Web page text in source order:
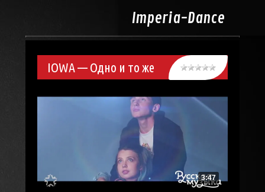
Imperia-Dance
IOWA — Одно и то же
3:47